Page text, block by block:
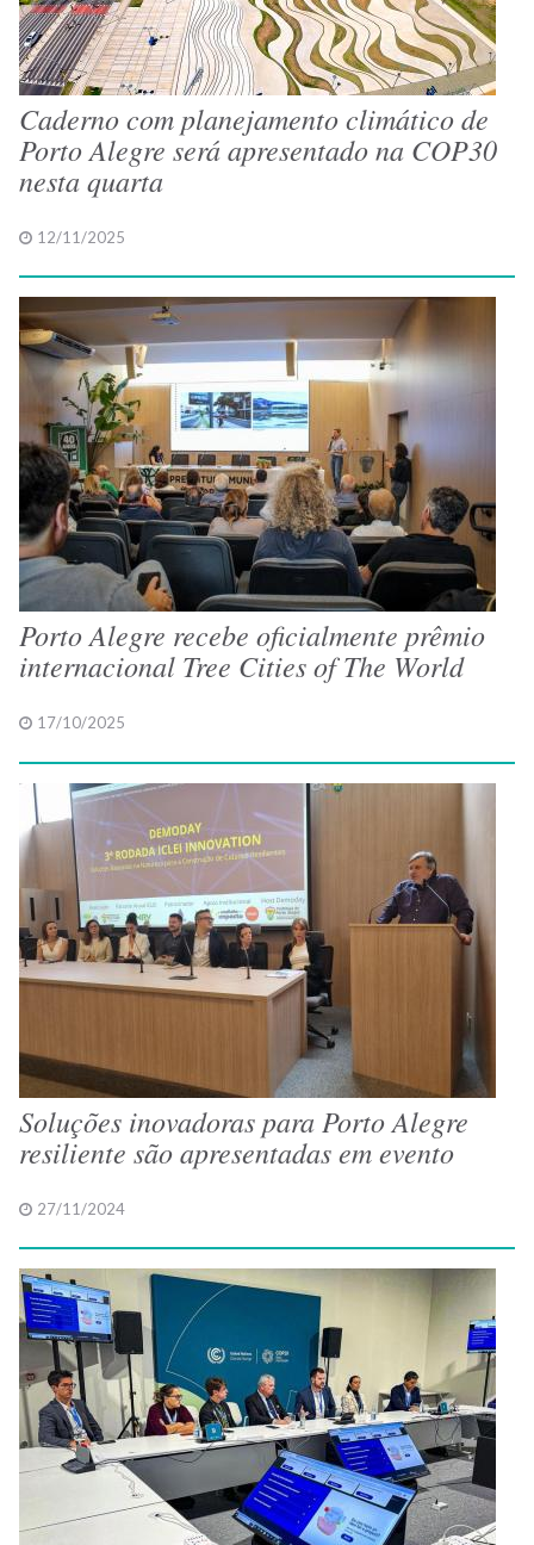
Caderno com planejamento climático de
Porto Alegre será apresentado na COP30
nesta quarta
12/11/2025
Porto Alegre recebe oficialmente prêmio
internacional Tree Cities of The World
17/10/2025
Soluções inovadoras para Porto Alegre
resiliente são apresentadas em evento
27/11/2024